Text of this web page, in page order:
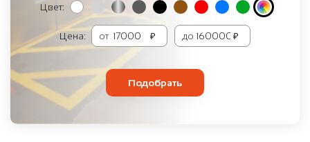
Цвет:
Цена: от ₽ до ₽
Подобрать